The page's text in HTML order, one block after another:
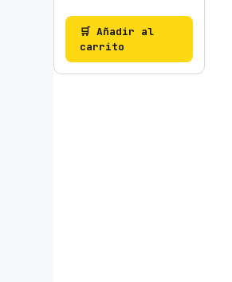
🛒 Añadir al
carrito